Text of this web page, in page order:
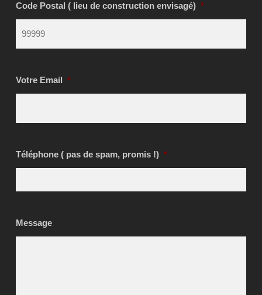
Code Postal ( lieu de construction envisagé) *
Votre Email *
Téléphone ( pas de spam, promis !) *
Message